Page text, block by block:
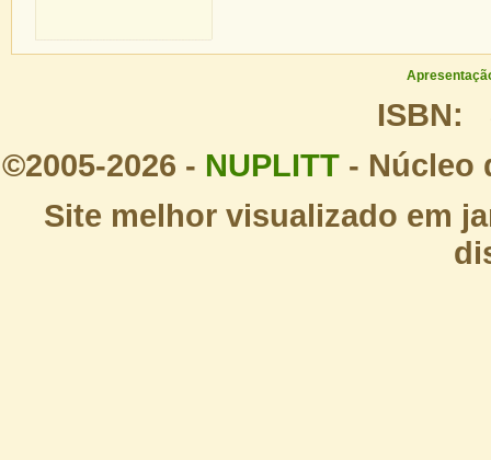
ISBN:
©2005-2026 - NUPLITT- Núcleo
Site melhor visualizado em